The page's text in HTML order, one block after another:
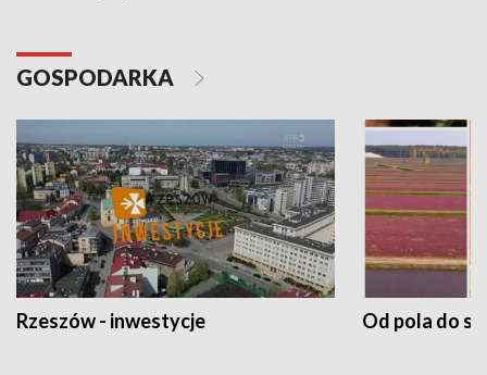
GOSPODARKA
Rzeszów - inwestycje Od pola do